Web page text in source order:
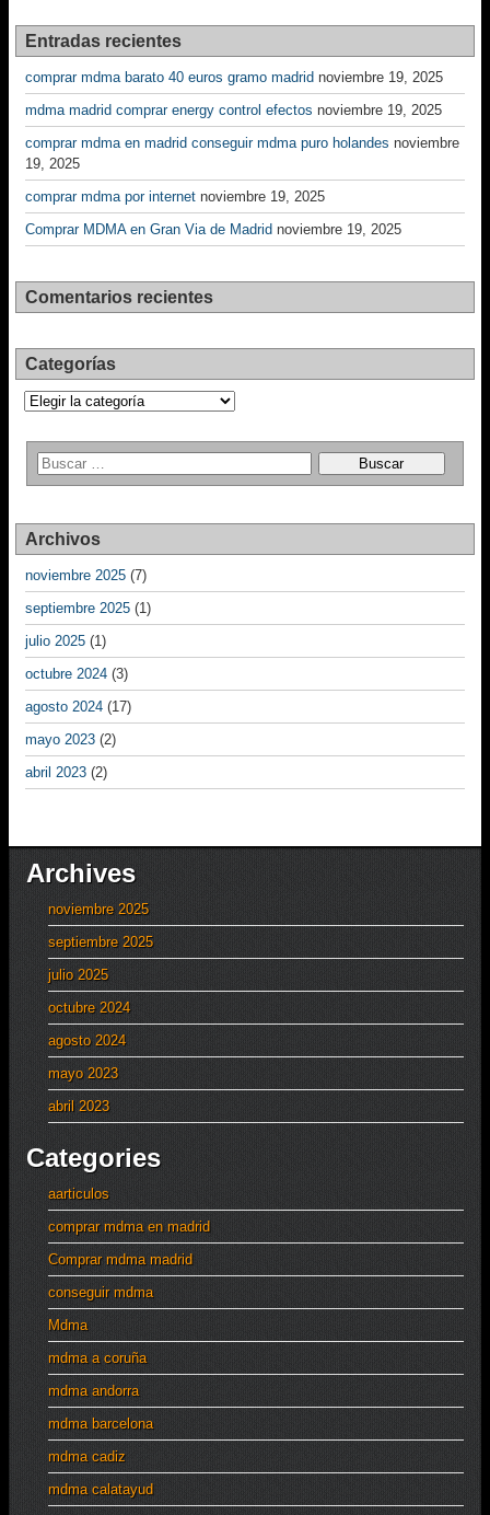
Entradas recientes
comprar mdma barato 40 euros gramo madrid noviembre 19, 2025
mdma madrid comprar energy control efectos noviembre 19, 2025
comprar mdma en madrid conseguir mdma puro holandes noviembre
19, 2025
comprar mdma por internet noviembre 19, 2025
Comprar MDMA en Gran Via de Madrid noviembre 19, 2025
Comentarios recientes
Categorías
Categorías
Archivos
noviembre 2025 (7)
septiembre 2025 (1)
julio 2025 (1)
octubre 2024 (3)
agosto 2024 (17)
mayo 2023 (2)
abril 2023 (2)
Archives
noviembre 2025
septiembre 2025
julio 2025
octubre 2024
agosto 2024
mayo 2023
abril 2023
Categories
aarticulos
comprar mdma en madrid
Comprar mdma madrid
conseguir mdma
Mdma
mdma a coruña
mdma andorra
mdma barcelona
mdma cadiz
mdma calatayud